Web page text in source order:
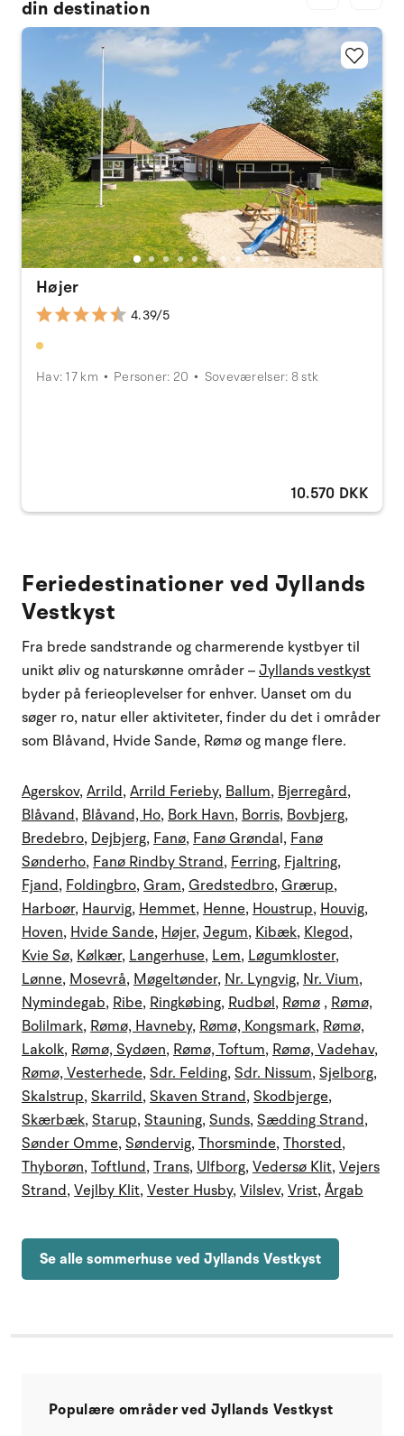
din destination
Højer
4.39/5
Hav: 17 km Personer: 20 Soveværelser: 8 stk
10.570 DKK
Feriedestinationer ved Jyllands
Vestkyst
Fra brede sandstrande og charmerende kystbyer til
unikt øliv og naturskønne områder –Jyllands vestkyst
byder på ferieoplevelser for enhver. Uanset om du
søger ro, natur eller aktiviteter, finder du det i områder
som Blåvand, Hvide Sande, Rømø og mange flere.
Agerskov,Arrild,Arrild Ferieby, Ballum, Bjerregård,
Blåvand, Blåvand, Ho, Bork Havn, Borris, Bovbjerg,
Bredebro, Dejbjerg, Fanø, Fanø Grøndal, Fanø
Sønderho, Fanø Rindby Strand, Ferring, Fjaltring,
Fjand, Foldingbro, Gram, Gredstedbro, Grærup,
Harboør, Haurvig, Hemmet, Henne, Houstrup, Houvig,
Hoven, Hvide Sande, Højer,Jegum, Kibæk, Klegod,
Kvie Sø, Kølkær, Langerhuse, Lem, Løgumkloster,
Lønne, Mosevrå, Møgeltønder, Nr. Lyngvig, Nr. Vium,
Nymindegab, Ribe, Ringkøbing, Rudbøl, Rømø , Rømø,
Bolilmark, Rømø, Havneby, Rømø, Kongsmark, Rømø,
Lakolk, Rømø, Sydøen, Rømø, Toftum, Rømø, Vadehav,
Rømø, Vesterhede,Sdr. Felding,Sdr. Nissum,Sjelborg,
Skalstrup,Skarrild,Skaven Strand,Skodbjerge,
Skærbæk,Starup,Stauning,Sunds,Sædding Strand,
Sønder Omme,Søndervig,Thorsminde,Thorsted,
Thyborøn,Toftlund,Trans, Ulfborg,Vedersø Klit,Vejers
Strand,Vejlby Klit,Vester Husby,Vilslev,Vrist,Årgab
Se alle sommerhuse ved Jyllands Vestkyst
Populære områder ved Jyllands Vestkyst